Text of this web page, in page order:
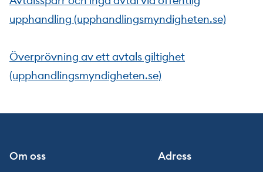
upphandling (upphandlingsmyndigheten.se)
Överprövning av ett avtals giltighet
(upphandlingsmyndigheten.se)
Om oss Adress